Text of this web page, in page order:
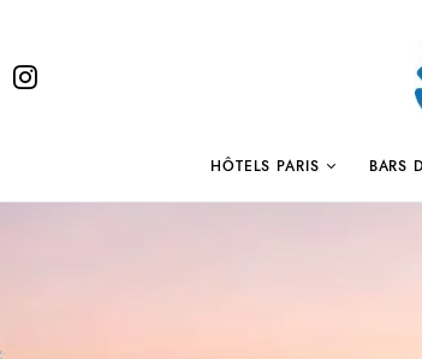
HÔTELS PARIS BARS